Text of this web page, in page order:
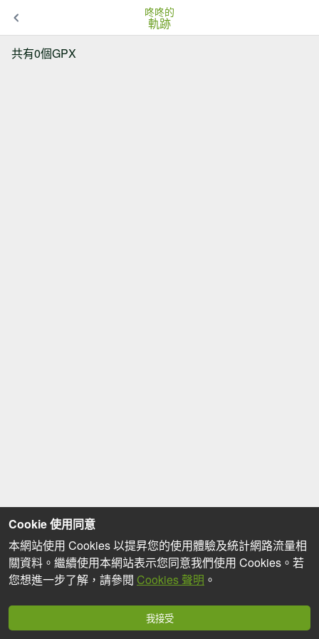
咚咚的
軌跡
共有0個GPX
Cookie 使用同意
本網站使用 Cookies 以提昇您的使用體驗及統計網路流量相
關資料。繼續使用本網站表示您同意我們使用 Cookies。若
您想進一步了解，請參閱 Cookies 聲明 。
我接受